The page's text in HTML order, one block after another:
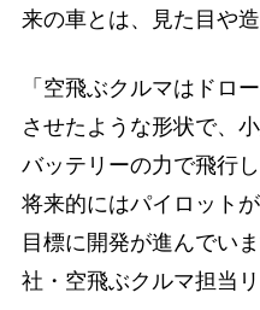
来の車とは、見た目や
「空飛ぶクルマはドロ
させたような形状で、
バッテリーの力で飛行
将来的にはパイロット
目標に開発が進んでい
社・空飛ぶクルマ担当